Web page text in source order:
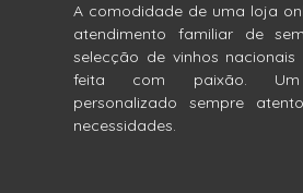
A comodidade de uma loja
atendimento familiar de
selecção de vinhos
feita com paixão. Um
personalizado sempre
necessidades.